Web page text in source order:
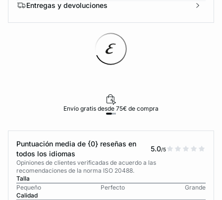
Entregas y devoluciones
Envío gratis desde 75€ de compra
Puntuación media de {0} reseñas en
todos los idiomas
5.0/5
Opiniones de clientes verificadas de acuerdo a las
recomendaciones de la norma ISO 20488.
Talla
Pequeño
Perfecto
Grande
Calidad